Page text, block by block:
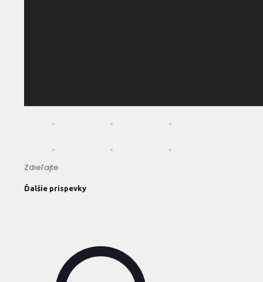
Zdieľajte
Ďalšie príspevky